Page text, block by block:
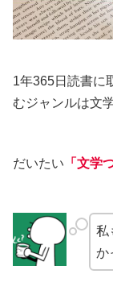
1年365日読書に
むジャンルは文
だいたい 「文学
私
か